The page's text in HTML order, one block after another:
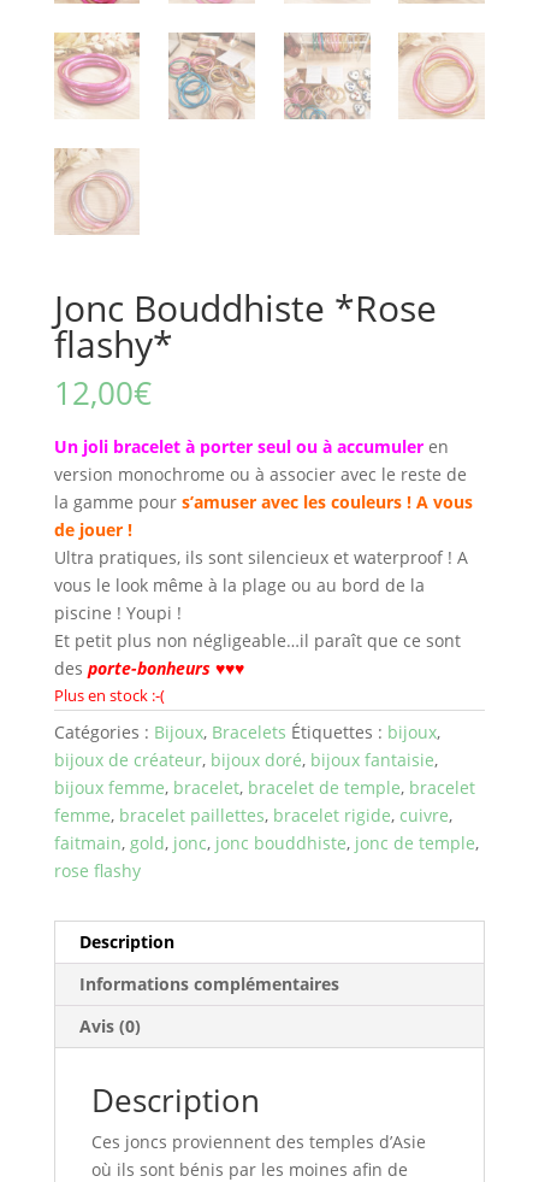
Jonc Bouddhiste *Rose
flashy*
12,00€
Un joli bracelet à porter seul ou à accumuleren
version monochrome ou à associer avec le reste de
la gamme pours’amuser avec les couleurs ! A vous
de jouer !
Ultra pratiques, ils sont silencieux et waterproof ! A
vous le look même à la plage ou au bord de la
piscine ! Youpi !
Et petit plus non négligeable…il paraît que ce sont
des porte-bonheurs ♥♥♥
Plus en stock :-(
Catégories : Bijoux, Bracelets Étiquettes : bijoux,
bijoux de créateur, bijoux doré, bijoux fantaisie,
bijoux femme, bracelet, bracelet de temple, bracelet
femme, bracelet paillettes, bracelet rigide, cuivre,
faitmain, gold, jonc, jonc bouddhiste, jonc de temple,
rose flashy
Description
Informations complémentaires
Avis (0)
Description
Ces joncs proviennent des temples d’Asie
où ils sont bénis par les moines afin de